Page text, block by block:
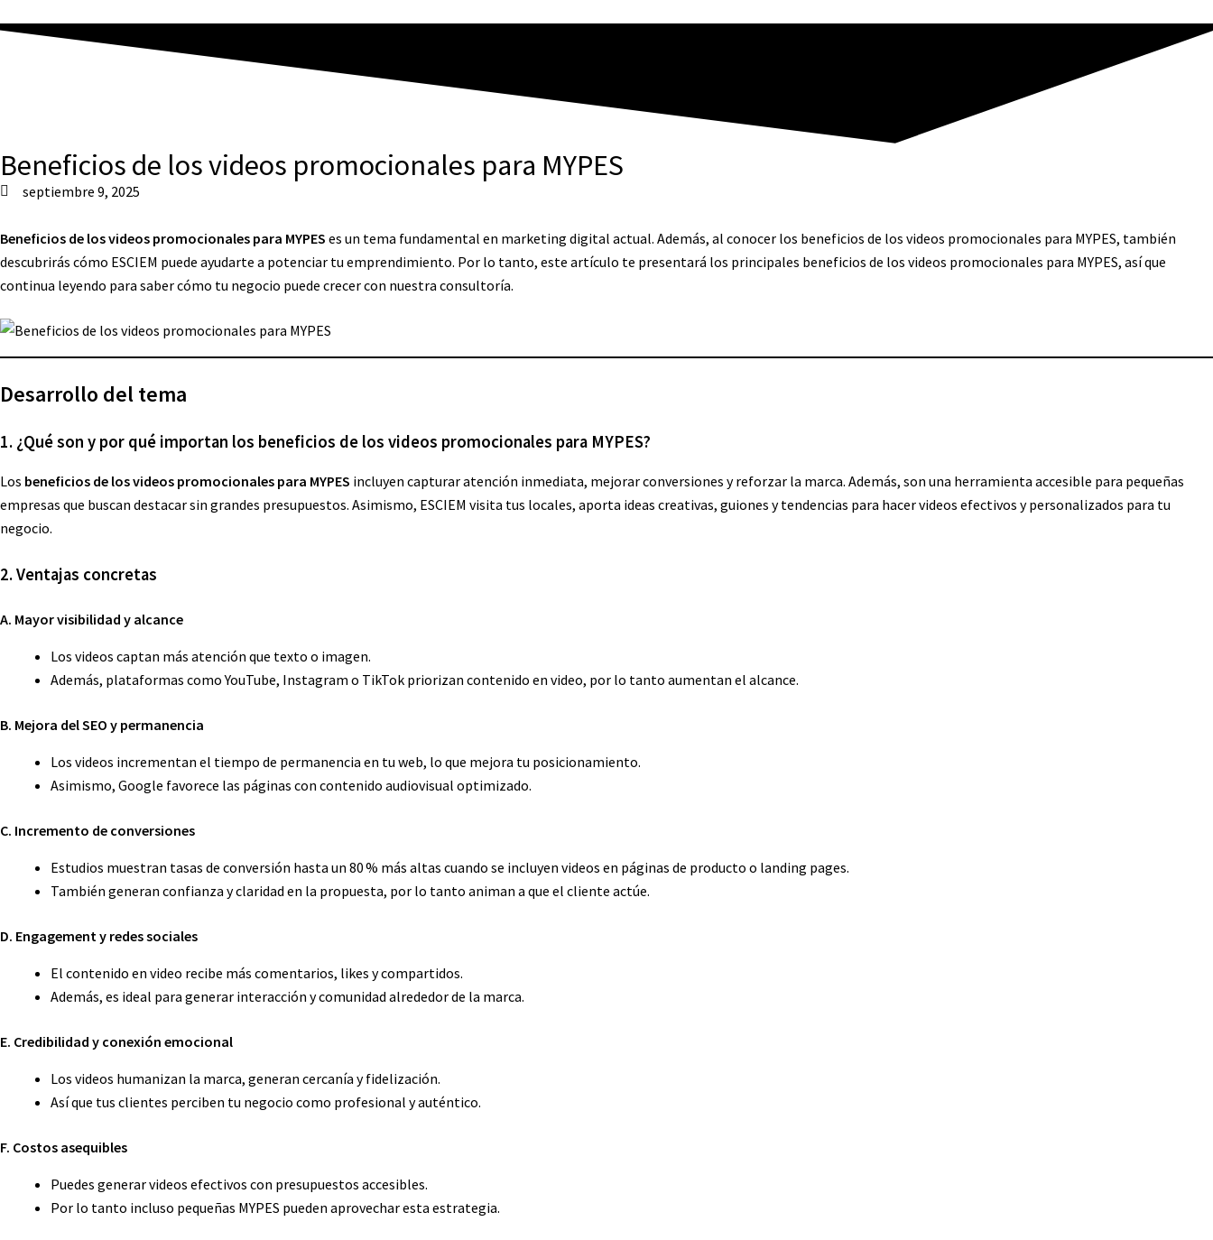
Beneficios de los videos promocionales para MYPES
septiembre 9, 2025
Beneficios de los videos promocionales para MYPES es un tema fundamental en marketing digital actual. Además, al conocer los beneficios de los videos promocionales para MYPES, también
descubrirás cómo ESCIEM puede ayudarte a potenciar tu emprendimiento. Por lo tanto, este artículo te presentará los principales beneficios de los videos promocionales para MYPES, así que
continua leyendo para saber cómo tu negocio puede crecer con nuestra consultoría.
Desarrollo del tema
1. ¿Qué son y por qué importan los beneficios de los videos promocionales para MYPES?
Los beneficios de los videos promocionales para MYPES incluyen capturar atención inmediata, mejorar conversiones y reforzar la marca. Además, son una herramienta accesible para pequeñas
empresas que buscan destacar sin grandes presupuestos. Asimismo, ESCIEM visita tus locales, aporta ideas creativas, guiones y tendencias para hacer videos efectivos y personalizados para tu
negocio.
2. Ventajas concretas
A. Mayor visibilidad y alcance
Los videos captan más atención que texto o imagen.
Además, plataformas como YouTube, Instagram o TikTok priorizan contenido en video, por lo tanto aumentan el alcance.
B. Mejora del SEO y permanencia
Los videos incrementan el tiempo de permanencia en tu web, lo que mejora tu posicionamiento.
Asimismo, Google favorece las páginas con contenido audiovisual optimizado.
C. Incremento de conversiones
Estudios muestran tasas de conversión hasta un 80 % más altas cuando se incluyen videos en páginas de producto o landing pages.
También generan confianza y claridad en la propuesta, por lo tanto animan a que el cliente actúe.
D. Engagement y redes sociales
El contenido en video recibe más comentarios, likes y compartidos.
Además, es ideal para generar interacción y comunidad alrededor de la marca.
E. Credibilidad y conexión emocional
Los videos humanizan la marca, generan cercanía y fidelización.
Así que tus clientes perciben tu negocio como profesional y auténtico.
F. Costos asequibles
Puedes generar videos efectivos con presupuestos accesibles.
Por lo tanto incluso pequeñas MYPES pueden aprovechar esta estrategia.